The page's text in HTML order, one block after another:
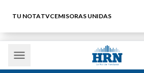
TU NOTATVCEMISORAS UNIDAS